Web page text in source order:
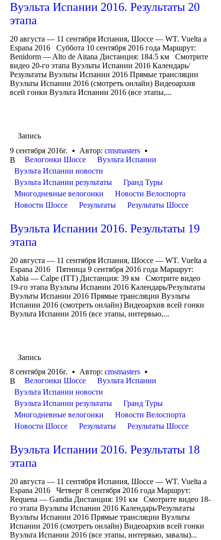
Вуэльта Испании 2016. Результаты 20
этапа
20 августа — 11 сентября Испания, Шоссе — WT. Vuelta a
Espana 2016 Суббота 10 сентября 2016 года Маршрут:
Benidorm — Alto de Aitana Дистанция: 184.5 км Смотрите
видео 20-го этапа Вуэльты Испании 2016 Календарь/
Результаты Вуэльты Испании 2016 Прямые трансляции
Вуэльты Испании 2016 (смотреть онлайн) Видеоархив
всей гонки Вуэльта Испании 2016 (все этапы,...
Запись
9 сентября 2016г.
Автор: cmsmasters
В
Велогонки Шоссе
Вуэльта Испании
Вуэльта Испании новости
Вуэльта Испании результаты
Гранд Туры
Многодневные велогонки
Новости Велоспорта
Новости Шоссе
Результаты Результаты Шоссе
Вуэльта Испании 2016. Результаты 19
этапа
20 августа — 11 сентября Испания, Шоссе — WT. Vuelta a
Espana 2016 Пятница 9 сентября 2016 года Маршрут:
Xabia — Calpe (ITT) Дистанция: 39 км Смотрите видео
19-го этапа Вуэльты Испании 2016 Календарь/Результаты
Вуэльты Испании 2016 Прямые трансляции Вуэльты
Испании 2016 (смотреть онлайн) Видеоархив всей гонки
Вуэльта Испании 2016 (все этапы, интервью,...
Запись
8 сентября 2016г.
Автор: cmsmasters
В
Велогонки Шоссе
Вуэльта Испании
Вуэльта Испании новости
Вуэльта Испании результаты
Гранд Туры
Многодневные велогонки
Новости Велоспорта
Новости Шоссе
Результаты Результаты Шоссе
Вуэльта Испании 2016. Результаты 18
этапа
20 августа — 11 сентября Испания, Шоссе — WT. Vuelta a
Espana 2016 Четверг 8 сентября 2016 года Маршрут:
Requena — Gandia Дистанция: 191 км Смотрите видео 18-
го этапа Вуэльты Испании 2016 Календарь/Результаты
Вуэльты Испании 2016 Прямые трансляции Вуэльты
Испании 2016 (смотреть онлайн) Видеоархив всей гонки
Вуэльта Испании 2016 (все этапы, интервью, завалы)...